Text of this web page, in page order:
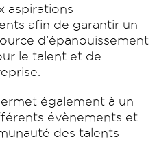
aspirations
afin de garantir un
d’épanouissement
le talent et de
également à un
évènements et
des talents